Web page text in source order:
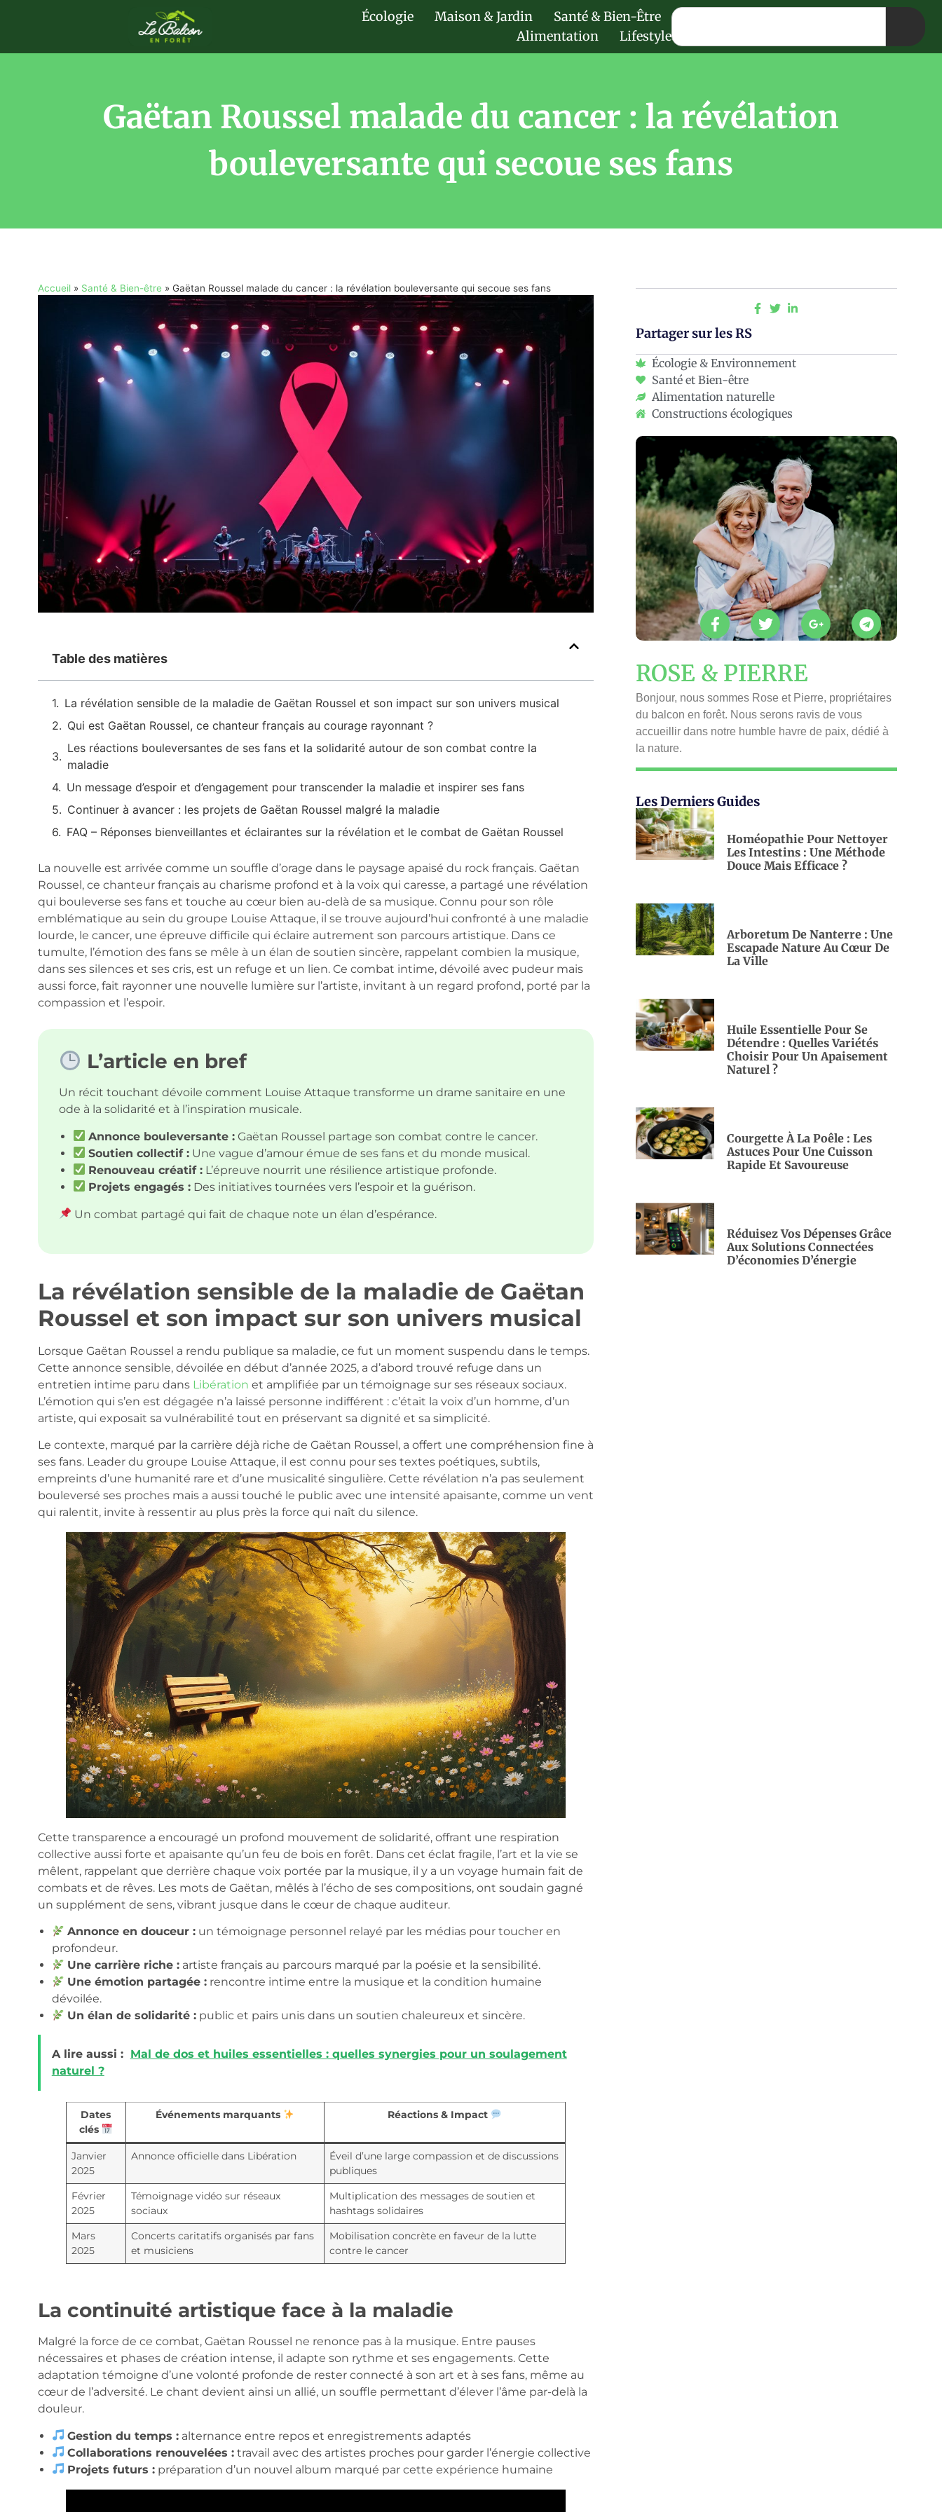
Écologie Maison & Jardin
Santé & Bien-Être
Alimentation
Lifestyle
Gaëtan Roussel malade du cancer : la révélation
bouleversante qui secoue ses fans
Accueil» Santé & Bien-être » Gaëtan Roussel malade du cancer : la révélation bouleversante qui secoue ses fans
Table des matières
La révélation sensible de la maladie de Gaëtan Roussel et son impact sur son univers musical
Qui est Gaëtan Roussel, ce chanteur français au courage rayonnant ?
Les réactions bouleversantes de ses fans et la solidarité autour de son combat contre la
maladie
Un message d’espoir et d’engagement pour transcender la maladie et inspirer ses fans
Continuer à avancer : les projets de Gaëtan Roussel malgré la maladie
FAQ – Réponses bienveillantes et éclairantes sur la révélation et le combat de Gaëtan Roussel
La nouvelle est arrivée comme un souffle d’orage dans le paysage apaisé du rock français. Gaëtan
Roussel, ce chanteur français au charisme profond et à la voix qui caresse, a partagé une révélation
qui bouleverse ses fans et touche au cœur bien au-delà de sa musique. Connu pour son rôle
emblématique au sein du groupe Louise Attaque, il se trouve aujourd’hui confronté à une maladie
lourde, le cancer, une épreuve difficile qui éclaire autrement son parcours artistique. Dans ce
tumulte, l’émotion des fans se mêle à un élan de soutien sincère, rappelant combien la musique,
dans ses silences et ses cris, est un refuge et un lien. Ce combat intime, dévoilé avec pudeur mais
aussi force, fait rayonner une nouvelle lumière sur l’artiste, invitant à un regard profond, porté par la
compassion et l’espoir.
L’article en bref
Un récit touchant dévoile comment Louise Attaque transforme un drame sanitaire en une
ode à la solidarité et à l’inspiration musicale.
Annonce bouleversante :Gaëtan Roussel partage son combat contre le cancer.
Soutien collectif :Une vague d’amour émue de ses fans et du monde musical.
Renouveau créatif :L’épreuve nourrit une résilience artistique profonde.
Projets engagés :Des initiatives tournées vers l’espoir et la guérison.
Un combat partagé qui fait de chaque note un élan d’espérance.
La révélation sensible de la maladie de Gaëtan
Roussel et son impact sur son univers musical
Lorsque Gaëtan Roussel a rendu publique sa maladie, ce fut un moment suspendu dans le temps.
Cette annonce sensible, dévoilée en début d’année 2025, a d’abord trouvé refuge dans un
entretien intime paru dans Libération et amplifiée par un témoignage sur ses réseaux sociaux.
L’émotion qui s’en est dégagée n’a laissé personne indifférent : c’était la voix d’un homme, d’un
artiste, qui exposait sa vulnérabilité tout en préservant sa dignité et sa simplicité.
Le contexte, marqué par la carrière déjà riche de Gaëtan Roussel, a offert une compréhension fine à
ses fans. Leader du groupe Louise Attaque, il est connu pour ses textes poétiques, subtils,
empreints d’une humanité rare et d’une musicalité singulière. Cette révélation n’a pas seulement
bouleversé ses proches mais a aussi touché le public avec une intensité apaisante, comme un vent
qui ralentit, invite à ressentir au plus près la force qui naît du silence.
Cette transparence a encouragé un profond mouvement de solidarité, offrant une respiration
collective aussi forte et apaisante qu’un feu de bois en forêt. Dans cet éclat fragile, l’art et la vie se
mêlent, rappelant que derrière chaque voix portée par la musique, il y a un voyage humain fait de
combats et de rêves. Les mots de Gaëtan, mêlés à l’écho de ses compositions, ont soudain gagné
un supplément de sens, vibrant jusque dans le cœur de chaque auditeur.
Annonce en douceur :un témoignage personnel relayé par les médias pour toucher en
profondeur.
Une carrière riche :artiste français au parcours marqué par la poésie et la sensibilité.
Une émotion partagée :rencontre intime entre la musique et la condition humaine
dévoilée.
Un élan de solidarité :public et pairs unis dans un soutien chaleureux et sincère.
A lire aussi : Mal de dos et huiles essentielles : quelles synergies pour un soulagement
naturel ?
Dates
clés
Événements marquants Réactions & Impact
Janvier
2025
Annonce officielle dans Libération
Éveil d’une large compassion et de discussions
publiques
Février
2025
Témoignage vidéo sur réseaux
sociaux
Multiplication des messages de soutien et
hashtags solidaires
Mars
2025
Concerts caritatifs organisés par fans
et musiciens
Mobilisation concrète en faveur de la lutte
contre le cancer
La continuité artistique face à la maladie
Malgré la force de ce combat, Gaëtan Roussel ne renonce pas à la musique. Entre pauses
nécessaires et phases de création intense, il adapte son rythme et ses engagements. Cette
adaptation témoigne d’une volonté profonde de rester connecté à son art et à ses fans, même au
cœur de l’adversité. Le chant devient ainsi un allié, un souffle permettant d’élever l’âme par-delà la
douleur.
Gestion du temps :alternance entre repos et enregistrements adaptés
Collaborations renouvelées :travail avec des artistes proches pour garder l’énergie collective
Projets futurs :préparation d’un nouvel album marqué par cette expérience humaine
Partager sur les RS
Écologie & Environnement
Santé et Bien-être
Alimentation naturelle
Constructions écologiques
ROSE & PIERRE
Bonjour, nous sommes Rose et Pierre, propriétaires
du balcon en forêt. Nous serons ravis de vous
accueillir dans notre humble havre de paix, dédié à
la nature.
Les Derniers Guides
Homéopathie Pour Nettoyer
Les Intestins : Une Méthode
Douce Mais Efficace ?
Arboretum De Nanterre : Une
Escapade Nature Au Cœur De
La Ville
Huile Essentielle Pour Se
Détendre : Quelles Variétés
Choisir Pour Un Apaisement
Naturel ?
Courgette À La Poêle : Les
Astuces Pour Une Cuisson
Rapide Et Savoureuse
Réduisez Vos Dépenses Grâce
Aux Solutions Connectées
D’économies D’énergie